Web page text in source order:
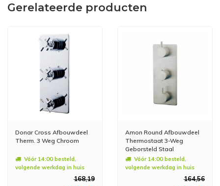
Gerelateerde producten
Donar Cross Afbouwdeel
Therm. 3 Weg Chroom
Vóór 14:00 besteld,
volgende werkdag in huis
168,19
Amon Round Afbouwdeel
Thermostaat 3-Weg
Geborsteld Staal
Vóór 14:00 besteld,
volgende werkdag in huis
164,56